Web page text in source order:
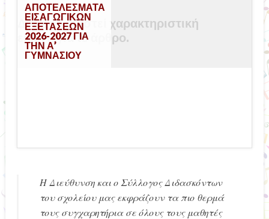
Δεν έχει οριστεί χαρακτηριστική
εικόνα για το άρθρο.
ΑΠΟΤΕΛΈΣΜΑΤΑ
ΕΙΣΑΓΩΓΙΚΏΝ
ΕΞΕΤΆΣΕΩΝ
2026-2027 ΓΙΑ
ΤΗΝ Α’
ΓΥΜΝΑΣΊΟΥ
Η Διεύθυνση και ο Σύλλογος Διδασκόντων
του σχολείου μας εκφράζουν τα πιο θερμά
τους συγχαρητήρια σε όλους τους μαθητές